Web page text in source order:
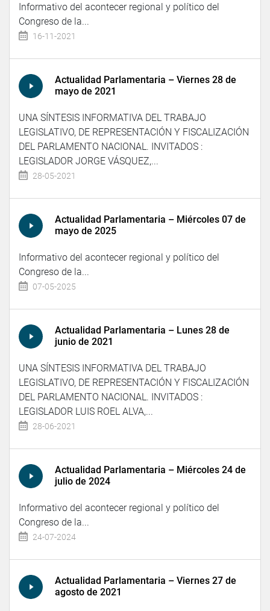
Informativo del acontecer regional y político del
Congreso de la...
16-11-2021
Actualidad Parlamentaria – Viernes 28 de
mayo de 2021
UNA SÍNTESIS INFORMATIVA DEL TRABAJO
LEGISLATIVO, DE REPRESENTACIÓN Y FISCALIZACIÓN
DEL PARLAMENTO NACIONAL. INVITADOS :
LEGISLADOR JORGE VÁSQUEZ,...
28-05-2021
Actualidad Parlamentaria – Miércoles 07 de
mayo de 2025
Informativo del acontecer regional y político del
Congreso de la...
07-05-2025
Actualidad Parlamentaria – Lunes 28 de
junio de 2021
UNA SÍNTESIS INFORMATIVA DEL TRABAJO
LEGISLATIVO, DE REPRESENTACIÓN Y FISCALIZACIÓN
DEL PARLAMENTO NACIONAL. INVITADOS :
LEGISLADOR LUIS ROEL ALVA,...
28-06-2021
Actualidad Parlamentaria – Miércoles 24 de
julio de 2024
Informativo del acontecer regional y político del
Congreso de la...
24-07-2024
Actualidad Parlamentaria – Viernes 27 de
agosto de 2021